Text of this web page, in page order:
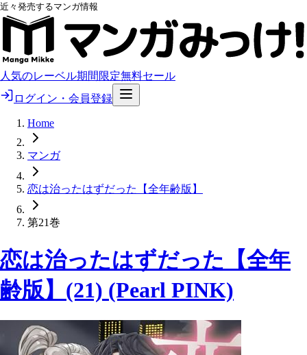
近々発売するマンガ情報
人気のレーベル期間限定無料セール
ログイン・会員登録
Home
マンガ
恋は治ったはずだった【全年齢版】
第21巻
恋は治ったはずだった【全年
齢版】(21) (Pearl PINK)